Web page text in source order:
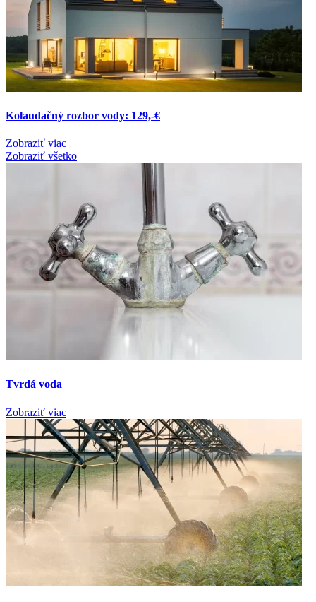
Kolaudačný rozbor vody: 129,-€
Zobraziť viac
Zobraziť všetko
Tvrdá voda
Zobraziť viac